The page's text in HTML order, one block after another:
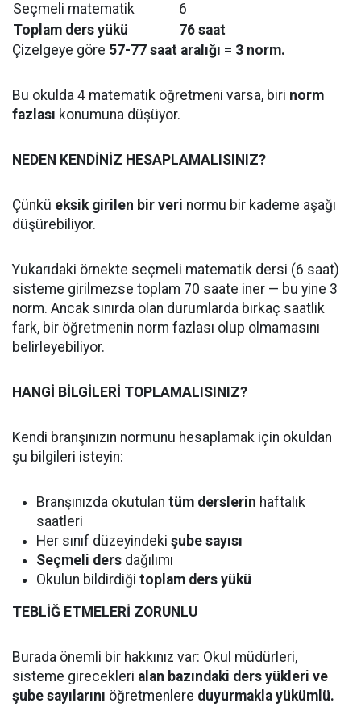
Seçmeli matematik
6
Toplam ders yükü
76 saat
Çizelgeye göre 57-77 saat aralığı = 3 norm.
Bu okulda 4 matematik öğretmeni varsa, biri norm
fazlası konumuna düşüyor.
NEDEN KENDİNİZ HESAPLAMALISINIZ?
Çünkü eksik girilen bir veri normu bir kademe aşağı
düşürebiliyor.
Yukarıdaki örnekte seçmeli matematik dersi (6 saat)
sisteme girilmezse toplam 70 saate iner — bu yine 3
norm. Ancak sınırda olan durumlarda birkaç saatlik
fark, bir öğretmenin norm fazlası olup olmamasını
belirleyebiliyor.
HANGİ BİLGİLERİ TOPLAMALISINIZ?
Kendi branşınızın normunu hesaplamak için okuldan
şu bilgileri isteyin:
Branşınızda okutulan tüm derslerin haftalık
saatleri
Her sınıf düzeyindeki şube sayısı
Seçmeli ders dağılımı
Okulun bildirdiği toplam ders yükü
TEBLİĞ ETMELERİ ZORUNLU
Burada önemli bir hakkınız var: Okul müdürleri,
sisteme girecekleri alan bazındaki ders yükleri ve
şube sayılarını öğretmenlere duyurmakla yükümlü.